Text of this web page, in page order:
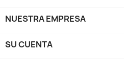
NUESTRA EMPRESA
SU CUENTA